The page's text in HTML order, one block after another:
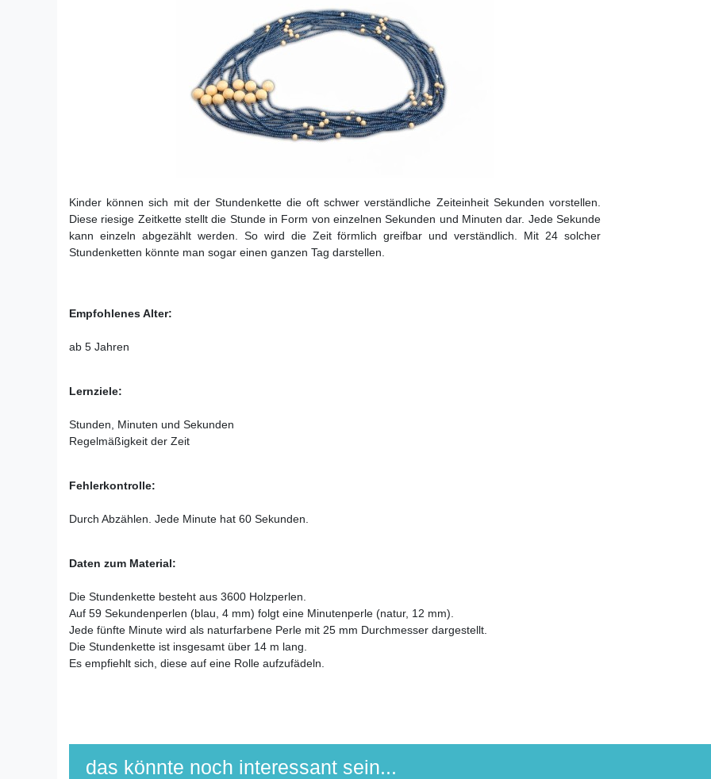
Kinder können sich mit der Stundenkette die oft schwer verständliche Zeiteinheit Sekunden vorstellen.
Diese riesige Zeitkette stellt die Stunde in Form von einzelnen Sekunden und Minuten dar. Jede Sekunde
kann einzeln abgezählt werden. So wird die Zeit förmlich greifbar und verständlich. Mit 24 solcher
Stundenketten könnte man sogar einen ganzen Tag darstellen.
Empfohlenes Alter:
ab 5 Jahren
Lernziele:
Stunden, Minuten und Sekunden
Regelmäßigkeit der Zeit
Fehlerkontrolle:
Durch Abzählen. Jede Minute hat 60 Sekunden.
Daten zum Material:
Die Stundenkette besteht aus 3600 Holzperlen.
Auf 59 Sekundenperlen (blau, 4 mm) folgt eine Minutenperle (natur, 12 mm).
Jede fünfte Minute wird als naturfarbene Perle mit 25 mm Durchmesser dargestellt.
Die Stundenkette ist insgesamt über 14 m lang.
Es empfiehlt sich, diese auf eine Rolle aufzufädeln.
das könnte noch interessant sein...